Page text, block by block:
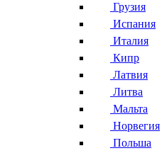
Грузия
Испания
Италия
Кипр
Латвия
Литва
Мальта
Норвегия
Польша